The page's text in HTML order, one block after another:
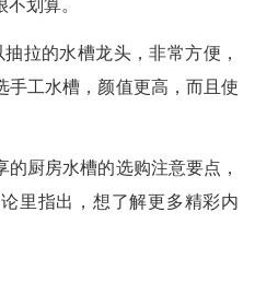
划算。
拉的水槽龙头，非常方便，
手工水槽，颜值更高，而且使
厨房水槽的选购注意要点，
里指出，想了解更多精彩内